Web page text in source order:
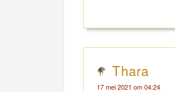
Thara
17 mei 2021 om 04:24